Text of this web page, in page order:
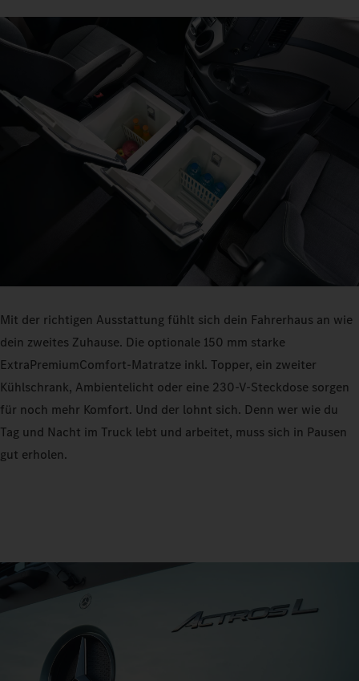
Mit der richtigen Ausstattung fühlt sich dein Fahrerhaus an wie
dein zweites Zuhause. Die optionale 150 mm starke
ExtraPremiumComfort-Matratze inkl. Topper, ein zweiter
Kühlschrank, Ambientelicht oder eine 230-V-Steckdose sorgen
für noch mehr Komfort. Und der lohnt sich. Denn wer wie du
Tag und Nacht im Truck lebt und arbeitet, muss sich in Pausen
gut erholen.